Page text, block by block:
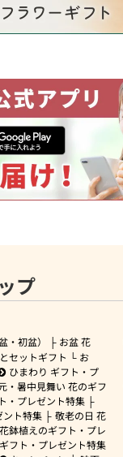
プ
・初盆）
お盆 花
セットギフト
お
ひまわり ギフト・プ
・暑中見舞い 花のギフ
・プレゼント特集
ント特集
敬老の日 花
鉢植えのギフト・プレ
フト・プレゼント特集